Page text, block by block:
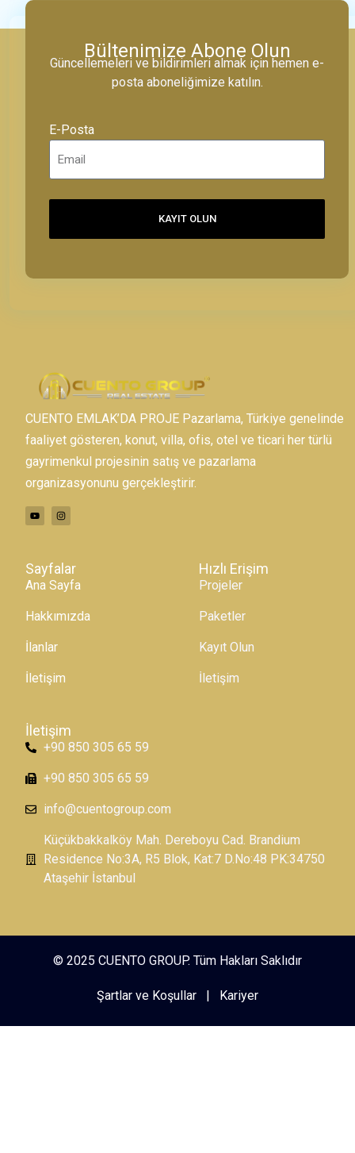
Bültenimize Abone Olun
Güncellemeleri ve bildirimleri almak için hemen e-
posta aboneliğimize katılın.
E-Posta
KAYIT OLUN
CUENTO EMLAK’DA PROJE Pazarlama, Türkiye genelinde
faaliyet gösteren, konut, villa, ofis, otel ve ticari her türlü
gayrimenkul projesinin satış ve pazarlama
organizasyonunu gerçekleştirir.
Sayfalar
Ana Sayfa
Hakkımızda
İlanlar
İletişim
Hızlı Erişim
Projeler
Paketler
Kayıt Olun
İletişim
İletişim
+90 850 305 65 59
+90 850 305 65 59
info@cuentogroup.com
Küçükbakkalköy Mah. Dereboyu Cad. Brandium
Residence No:3A, R5 Blok, Kat:7 D.No:48 PK:34750
Ataşehir İstanbul
© 2025 CUENTO GROUP. Tüm Hakları Saklıdır
Şartlar ve Koşullar | Kariyer